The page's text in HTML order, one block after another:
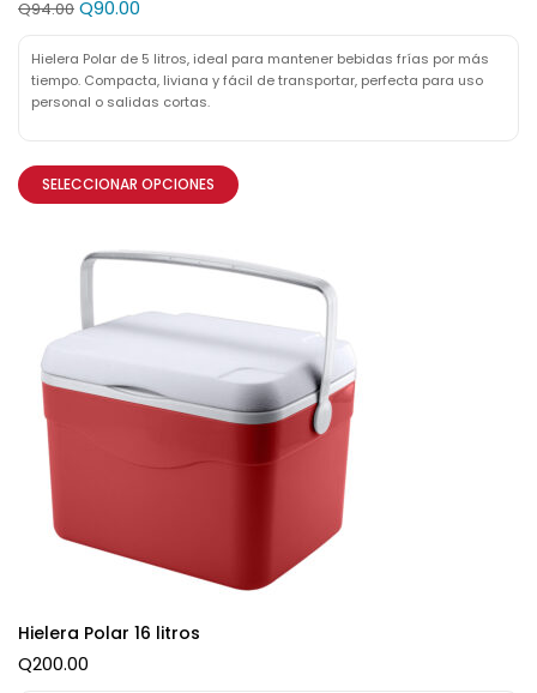
Q94.00 Q90.00
Hielera Polar de 5 litros, ideal para mantener bebidas frías por más
tiempo. Compacta, liviana y fácil de transportar, perfecta para uso
personal o salidas cortas.
SELECCIONAR OPCIONES
Hielera Polar 16 litros
Q200.00